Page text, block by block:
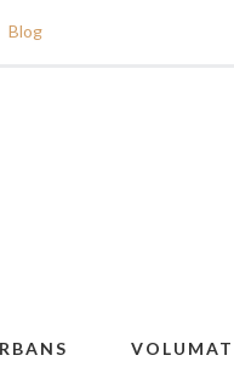
Blog